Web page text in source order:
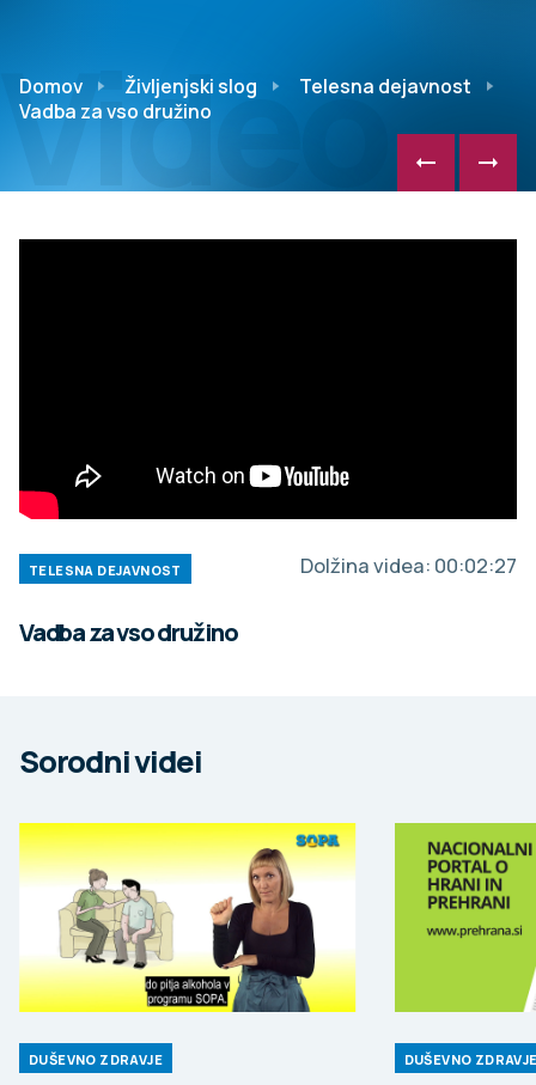
Video
Domov Življenjski slog
Telesna dejavnost
Vadba za vso družino
TELESNA DEJAVNOST Dolžina videa: 00:02:27
Vadba za vso družino
Sorodni videi
DUŠEVNO ZDRAVJE DUŠEVNO